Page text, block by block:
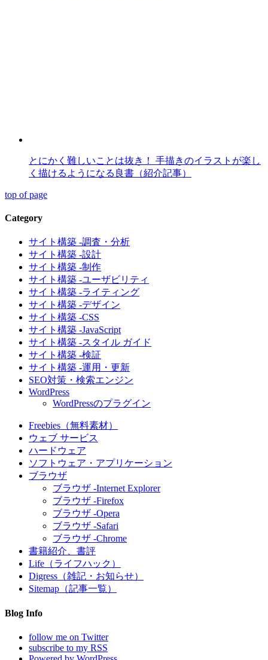
とにかく難しいことは抜き！ 手描きのイラストが楽し
く描けるようになる良書（紹介記事）
top of page
Category
サイト構築 -調査・分析
サイト構築 -設計
サイト構築 -制作
サイト構築 -ユーザビリティ
サイト構築 -ライティング
サイト構築 -デザイン
サイト構築 -CSS
サイト構築 -JavaScript
サイト構築 -スタイル ガイド
サイト構築 -検証
サイト構築 -運用・更新
SEO対策・検索エンジン
WordPress
WordPressのプラグイン
Freebies（無料素材）
ウェブ サービス
ハードウェア
ソフトウェア・アプリケーション
ブラウザ
ブラウザ -Internet Explorer
ブラウザ -Firefox
ブラウザ -Opera
ブラウザ -Safari
ブラウザ -Chrome
書籍紹介、書評
Life（ライフハック）
Digress（雑記・お知らせ）
Sitemap（記事一覧）
Blog Info
follow me on Twitter
subscribe to my RSS